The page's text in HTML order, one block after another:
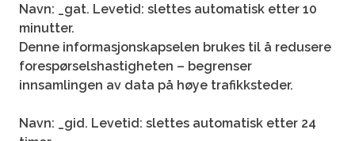
Navn: _gat. Levetid: slettes automatisk etter 10
minutter.
Denne informasjonskapselen brukes til å redusere
forespørselshastigheten – begrenser
innsamlingen av data på høye trafikksteder.
Navn: _gid. Levetid: slettes automatisk etter 24